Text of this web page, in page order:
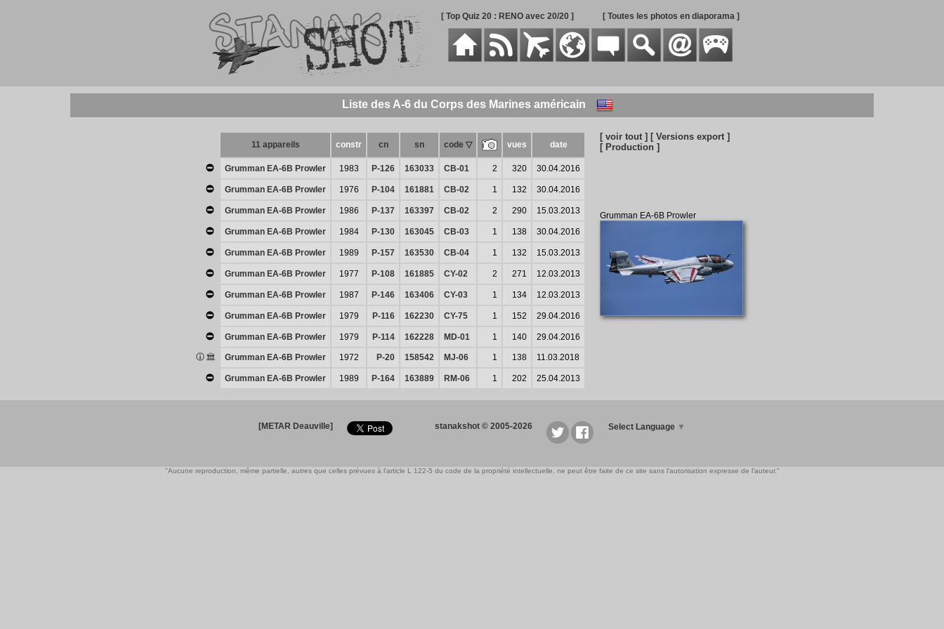
[ Top Quiz 20 : RENO avec 20/20 ] [ Toutes les photos en diaporama ]
Liste des A-6 du Corps des Marines américain
11 appareils constr cn sn code ▽ vues date
Grumman EA-6B Prowler 1983 P-126 163033 CB-01 2 320 30.04.2016
Grumman EA-6B Prowler 1976 P-104 161881 CB-02 1 132 30.04.2016
Grumman EA-6B Prowler 1986 P-137 163397 CB-02 2 290 15.03.2013
Grumman EA-6B Prowler 1984 P-130 163045 CB-03 1 138 30.04.2016
Grumman EA-6B Prowler 1989 P-157 163530 CB-04 1 132 15.03.2013
Grumman EA-6B Prowler 1977 P-108 161885 CY-02 2 271 12.03.2013
Grumman EA-6B Prowler 1987 P-146 163406 CY-03 1 134 12.03.2013
Grumman EA-6B Prowler 1979 P-116 162230 CY-75 1 152 29.04.2016
Grumman EA-6B Prowler 1979 P-114 162228 MD-01 1 140 29.04.2016
Grumman EA-6B Prowler 1972 P-20 158542 MJ-06 1 138 11.03.2018
Grumman EA-6B Prowler 1989 P-164 163889 RM-06 1 202 25.04.2013
[ voir tout ] [ Versions export ]
[ Production ]
Grumman EA-6B Prowler
[METAR Deauville] stanakshot © 2005-2026 Select Language ▼
"Aucune reproduction, même partielle, autres que celles prévues à l'article L 122-5 du code de la propriété intellectuelle, ne peut être faite de ce site sans l'autorisation expresse de l'auteur."